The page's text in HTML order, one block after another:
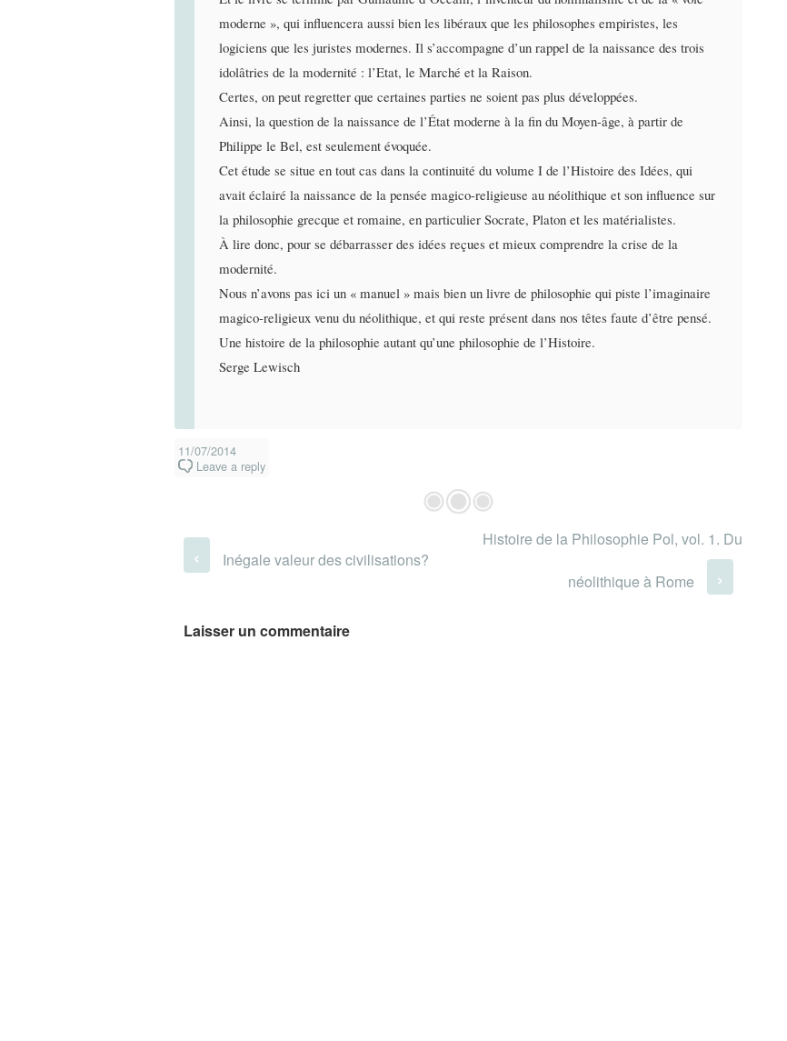
moderne », qui influencera aussi bien les libéraux que les philosophes empiristes, les
logiciens que les juristes modernes. Il s’accompagne d’un rappel de la naissance des trois
idolâtries de la modernité : l’Etat, le Marché et la Raison.
Certes, on peut regretter que certaines parties ne soient pas plus développées.
Ainsi, la question de la naissance de l’État moderne à la fin du Moyen-âge, à partir de
Philippe le Bel, est seulement évoquée.
Cet étude se situe en tout cas dans la continuité du volume I de l’Histoire des Idées, qui
avait éclairé la naissance de la pensée magico-religieuse au néolithique et son influence sur
la philosophie grecque et romaine, en particulier Socrate, Platon et les matérialistes.
À lire donc, pour se débarrasser des idées reçues et mieux comprendre la crise de la
modernité.
Nous n’avons pas ici un « manuel » mais bien un livre de philosophie qui piste l’imaginaire
magico-religieux venu du néolithique, et qui reste présent dans nos têtes faute d’être pensé.
Une histoire de la philosophie autant qu’une philosophie de l’Histoire.
Serge Lewisch
11/07/2014
Leave a reply
‹ Inégale valeur des civilisations?
Histoire de la Philosophie Pol, vol. 1. Du
néolithique à Rome ›
Laisser un commentaire